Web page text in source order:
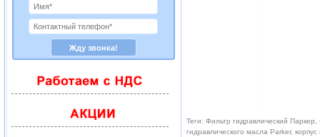
Теги: Фильтр гидравлический
гидравлического масла Parker,